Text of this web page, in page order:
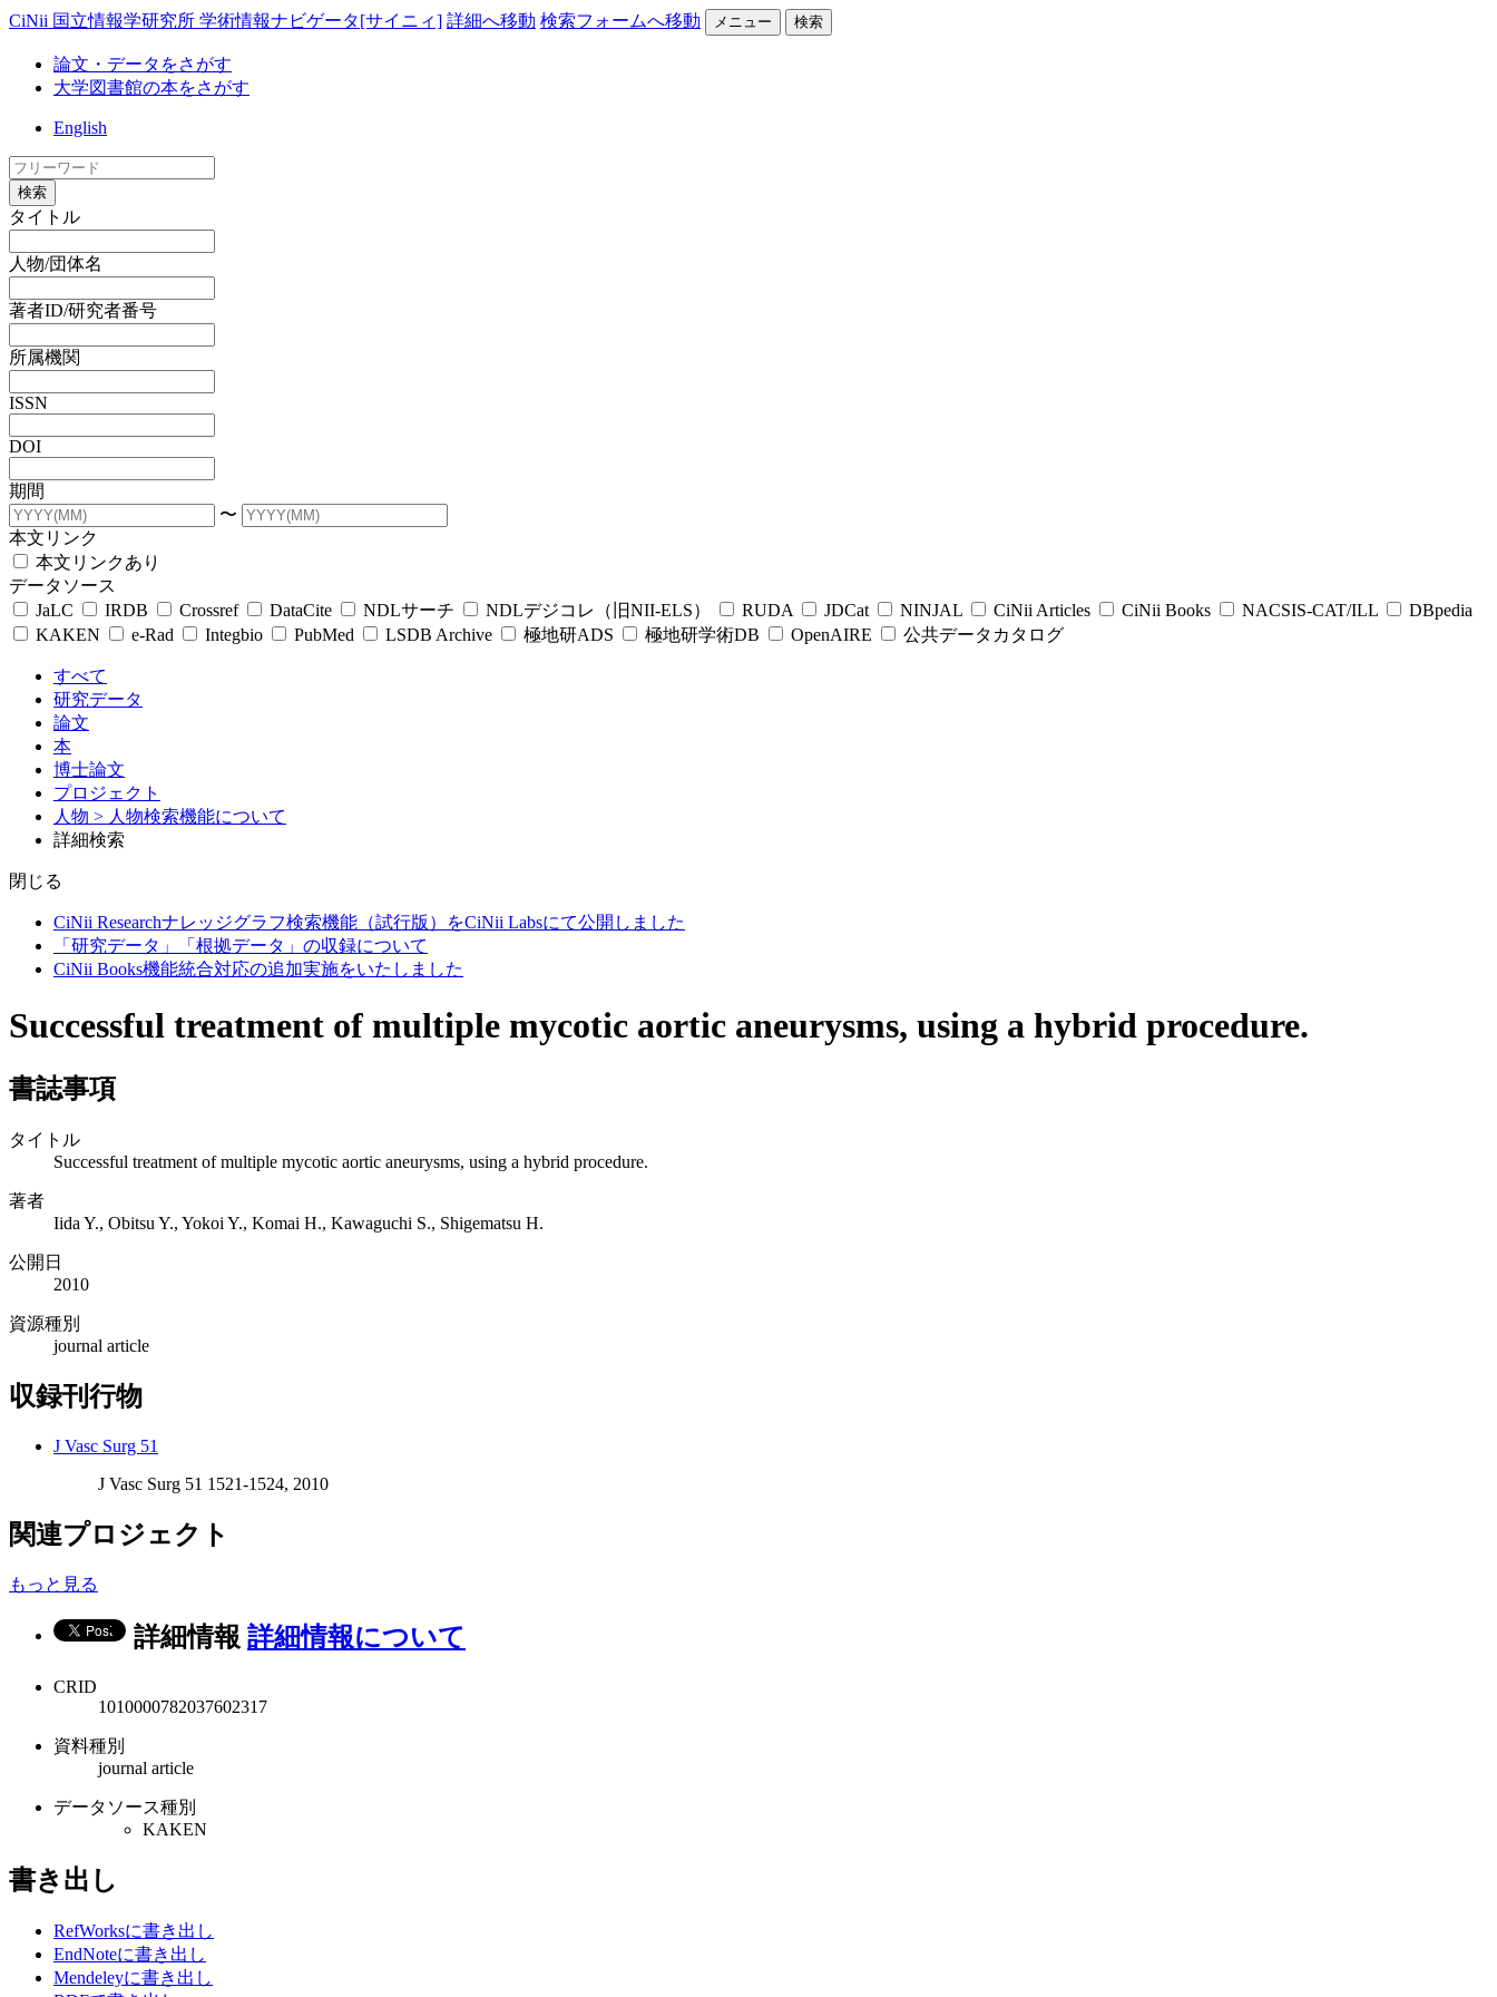
CiNii 国立情報学研究所 学術情報ナビゲータ[サイニィ] 詳細へ移動 検索フォームへ移動 メニュー 検索
論文・データをさがす
大学図書館の本をさがす
English
検索
タイトル
人物/団体名
著者ID/研究者番号
所属機関
ISSN
DOI
期間
〜
本文リンク
本文リンクあり
データソース
JaLC
IRDB Crossref DataCite NDLサーチ NDLデジコレ（旧NII-ELS） RUDA JDCat NINJAL CiNii Articles CiNii Books NACSIS-CAT/ILL
DBpedia
KAKEN
e-Rad Integbio PubMed LSDB Archive 極地研ADS 極地研学術DB OpenAIRE 公共データカタログ
すべて
研究データ
論文
本
博士論文
プロジェクト
人物 > 人物検索機能について
詳細検索
閉じる
CiNii Researchナレッジグラフ検索機能（試行版）をCiNii Labsにて公開しました
「研究データ」「根拠データ」の収録について
CiNii Books機能統合対応の追加実施をいたしました
Successful treatment of multiple mycotic aortic aneurysms, using a hybrid procedure.
書誌事項
タイトル
Successful treatment of multiple mycotic aortic aneurysms, using a hybrid procedure.
著者
Iida Y., Obitsu Y., Yokoi Y., Komai H., Kawaguchi S., Shigematsu H.
公開日
2010
資源種別
journal article
収録刊行物
J Vasc Surg 51
J Vasc Surg 51 1521-1524, 2010
関連プロジェクト
もっと見る
詳細情報 詳細情報について
CRID
1010000782037602317
資料種別
journal article
データソース種別
KAKEN
書き出し
RefWorksに書き出し
EndNoteに書き出し
Mendeleyに書き出し